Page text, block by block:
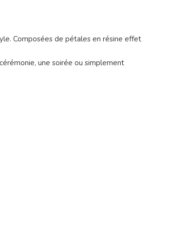
Composées de pétales en résine effet
une soirée ou simplement